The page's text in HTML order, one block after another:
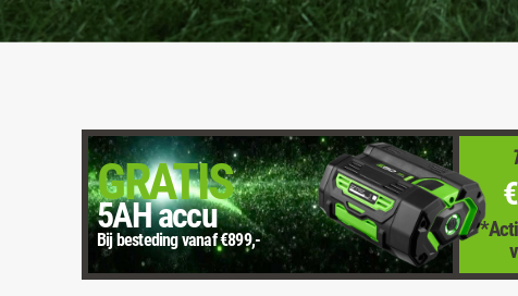
GRATIS
5AH accu
Bij besteding vanaf €899,-
€